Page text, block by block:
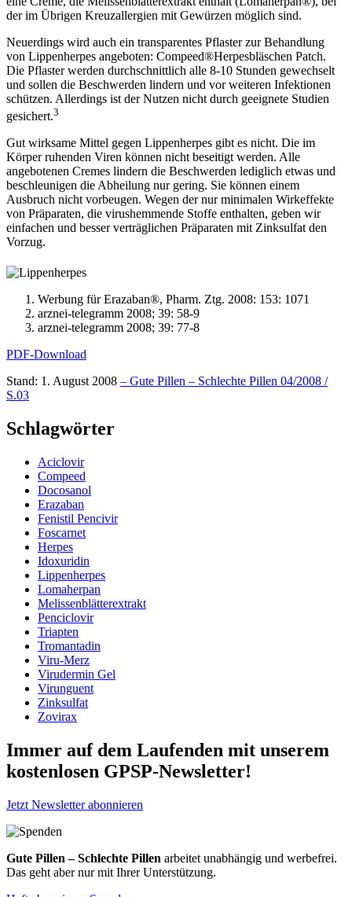
der im Übrigen Kreuzallergien mit Gewürzen möglich sind.
Neuerdings wird auch ein transparentes Pflaster zur Behandlung
von Lippenherpes angeboten: Compeed®Herpesbläschen Patch.
Die Pflaster werden durchschnittlich alle 8-10 Stunden gewechselt
und sollen die Beschwerden lindern und vor weiteren Infektionen
schützen. Allerdings ist der Nutzen nicht durch geeignete Studien
gesichert.3
Gut wirksame Mittel gegen Lippenherpes gibt es nicht. Die im
Körper ruhenden Viren können nicht beseitigt werden. Alle
angebotenen Cremes lindern die Beschwerden lediglich etwas und
beschleunigen die Abheilung nur gering. Sie können einem
Ausbruch nicht vorbeugen. Wegen der nur minimalen Wirkeffekte
von Präparaten, die virushemmende Stoffe enthalten, geben wir
einfachen und besser verträglichen Präparaten mit Zinksulfat den
Vorzug.
Werbung für Erazaban®, Pharm. Ztg. 2008: 153: 1071
arznei-telegramm 2008; 39: 58-9
arznei-telegramm 2008; 39: 77-8
PDF-Download
Stand: 1. August 2008 – Gute Pillen – Schlechte Pillen 04/2008 /
S.03
Schlagwörter
Aciclovir
Compeed
Docosanol
Erazaban
Fenistil Pencivir
Foscarnet
Herpes
Idoxuridin
Lippenherpes
Lomaherpan
Melissenblätterextrakt
Penciclovir
Triapten
Tromantadin
Viru-Merz
Virudermin Gel
Virunguent
Zinksulfat
Zovirax
Immer auf dem Laufenden mit unserem
kostenlosen GPSP-Newsletter!
Jetzt Newsletter abonnieren
Gute Pillen – Schlechte Pillen arbeitet unabhängig und werbefrei.
Das geht aber nur mit Ihrer Unterstützung.